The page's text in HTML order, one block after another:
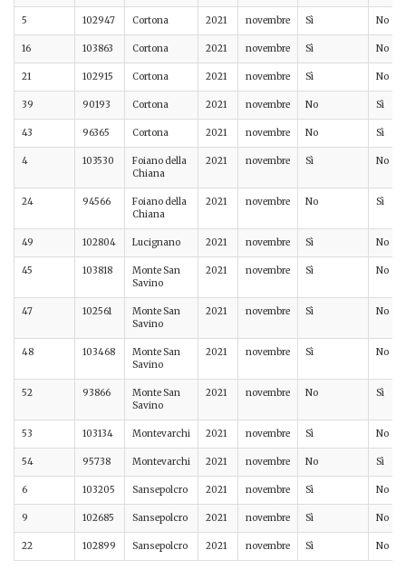
5 102947 Cortona 2021 novembre Sì No
16 103863 Cortona 2021 novembre Sì No
21 102915 Cortona 2021 novembre Sì No
39 90193 Cortona 2021 novembre No Sì
43 96365 Cortona 2021 novembre No Sì
4 103530
Foiano della
Chiana
2021 novembre Sì No
24 94566
Foiano della
Chiana
2021 novembre No Sì
49 102804 Lucignano 2021 novembre Sì No
45 103818
Monte San
Savino
2021 novembre Sì No
47 102561
Monte San
Savino
2021 novembre Sì No
48 103468
Monte San
Savino
2021 novembre Sì No
52 93866
Monte San
Savino
2021 novembre No Sì
53 103134 Montevarchi 2021 novembre Sì No
54 95738 Montevarchi 2021 novembre No Sì
6 103205 Sansepolcro 2021 novembre Sì No
9 102685 Sansepolcro 2021 novembre Sì No
22 102899 Sansepolcro 2021 novembre Sì No